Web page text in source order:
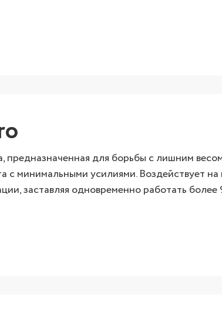
предназначенная для борьбы с лишним
с минимальными усилиями. Воздействует на
заставляя одновременно работать